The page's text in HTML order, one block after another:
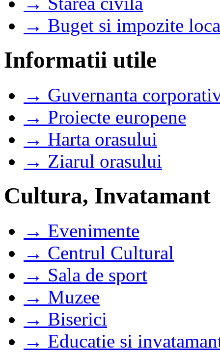
→ Buget si impozite
Informatii utile
→ Guvernanta
→ Proiecte europene
→ Harta orasului
→ Ziarul orasului
Cultura, Invatamant
→ Evenimente
→ Centrul Cultural
→ Sala de sport
→ Muzee
→ Biserici
→ Educatie si